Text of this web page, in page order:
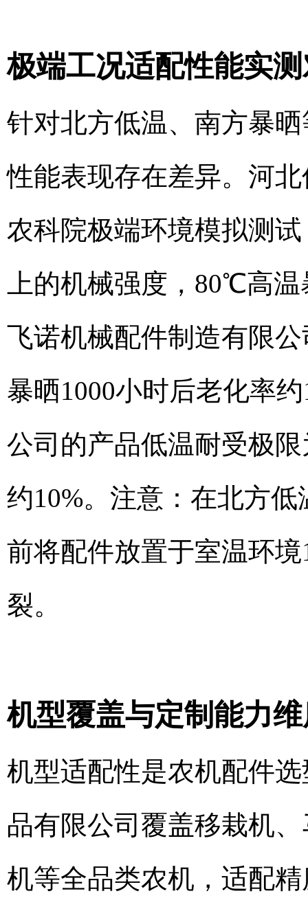
极端工况适配性能实
针对北方低温、南方暴
性能表现存在差异。河
农科院极端环境模拟测
上的机械强度，80℃高
飞诺机械配件制造有限
暴晒1000小时后老化率
公司的产品低温耐受极
约10%。注意：在北方
前将配件放置于室温环
裂。
机型覆盖与定制能力
机型适配性是农机配件
品有限公司覆盖移栽机
机等全品类农机，适配